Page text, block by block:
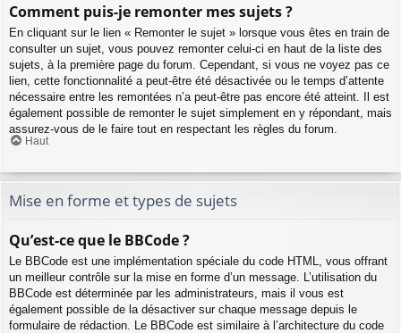
Comment puis-je remonter mes sujets ?
En cliquant sur le lien « Remonter le sujet » lorsque vous êtes en train de
consulter un sujet, vous pouvez remonter celui-ci en haut de la liste des
sujets, à la première page du forum. Cependant, si vous ne voyez pas ce
lien, cette fonctionnalité a peut-être été désactivée ou le temps d’attente
nécessaire entre les remontées n’a peut-être pas encore été atteint. Il est
également possible de remonter le sujet simplement en y répondant, mais
assurez-vous de le faire tout en respectant les règles du forum.
Haut
Mise en forme et types de sujets
Qu’est-ce que le BBCode ?
Le BBCode est une implémentation spéciale du code HTML, vous offrant
un meilleur contrôle sur la mise en forme d’un message. L’utilisation du
BBCode est déterminée par les administrateurs, mais il vous est
également possible de la désactiver sur chaque message depuis le
formulaire de rédaction. Le BBCode est similaire à l’architecture du code